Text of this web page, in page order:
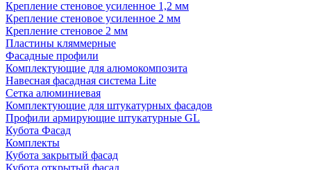
Крепление стеновое усиленное 1,2 мм
Крепление стеновое усиленное 2 мм
Крепление стеновое 2 мм
Пластины кляммерные
Фасадные профили
Комплектующие для алюмокомпозита
Навесная фасадная система Lite
Сетка алюминиевая
Комплектующие для штукатурных фасадов
Профили армирующие штукатурные GL
Кубота Фасад
Комплекты
Кубота закрытый фасад
Кубота открытый фасад